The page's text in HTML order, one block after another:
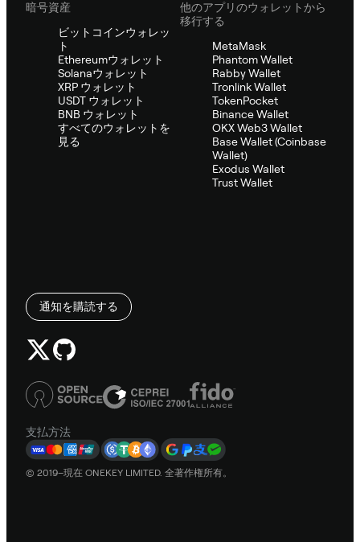
暗号資産
ビットコインウォレッ
ト
Ethereumウォレット
Solanaウォレット
XRP ウォレット
USDT ウォレット
BNB ウォレット
すべてのウォレットを
見る
他のアプリのウォレットから
移行する
MetaMask
Phantom Wallet
Rabby Wallet
Tronlink Wallet
TokenPocket
Binance Wallet
OKX Web3 Wallet
Base Wallet (Coinbase
Wallet)
Exodus Wallet
Trust Wallet
通知を購読する
支払方法
© 2019–現在 ONEKEY LIMITED. 全著作権所有。